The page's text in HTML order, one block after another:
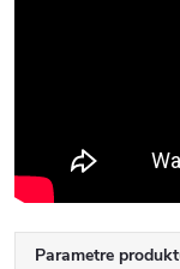
Parametre